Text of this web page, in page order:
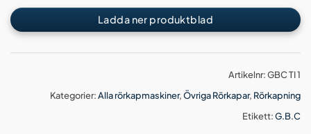
Ladda ner produktblad
Artikelnr:GBC TI 1
Kategorier:Alla rörkapmaskiner,Övriga Rörkapar, Rörkapning
Etikett:G.B.C